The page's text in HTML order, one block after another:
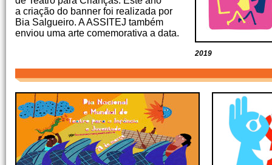
2019
a criação do banner foi realizada por
Bia Salgueiro. A ASSITEJ também
enviou uma arte comemorativa a data.